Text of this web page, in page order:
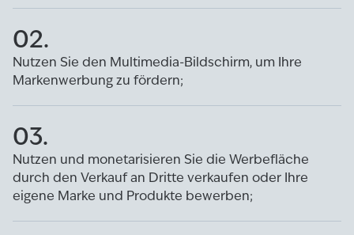
02.
Nutzen Sie den Multimedia-Bildschirm, um Ihre
Markenwerbung zu fördern;
03.
Nutzen und monetarisieren Sie die Werbefläche
durch den Verkauf an Dritte verkaufen oder Ihre
eigene Marke und Produkte bewerben;